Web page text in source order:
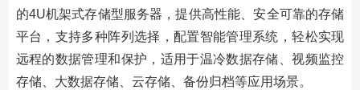
的4U机架式存储型服务器，提供高性能、安全可靠的存储
平台，支持多种阵列选择，配置智能管理系统，轻松实现
远程的数据管理和保护，适用于温冷数据存储、视频监控
存储、大数据存储、云存储、备份归档等应用场景。